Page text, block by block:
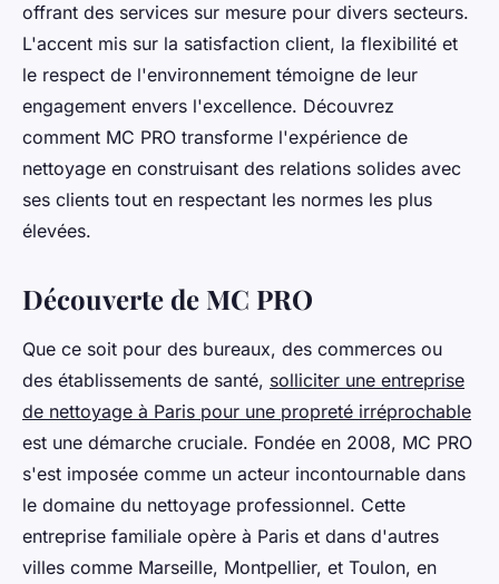
Valentin •18 janvier 2025•4 min de lecture
offrant des services sur mesure pour divers secteurs.
L'accent mis sur la satisfaction client, la flexibilité et
le respect de l'environnement témoigne de leur
engagement envers l'excellence. Découvrez
comment MC PRO transforme l'expérience de
nettoyage en construisant des relations solides avec
ses clients tout en respectant les normes les plus
élevées.
Découverte de MC PRO
Que ce soit pour des bureaux, des commerces ou
des établissements de santé, solliciter une entreprise
de nettoyage à Paris pour une propreté irréprochable
est une démarche cruciale. Fondée en 2008, MC PRO
s'est imposée comme un acteur incontournable dans
le domaine du nettoyage professionnel. Cette
entreprise familiale opère à Paris et dans d'autres
villes comme Marseille, Montpellier, et Toulon, en